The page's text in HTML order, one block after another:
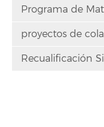
Programa de
proyectos de
Recualificación